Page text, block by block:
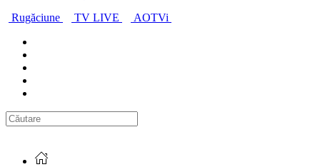
Rugăciune
TV LIVE AOTVi